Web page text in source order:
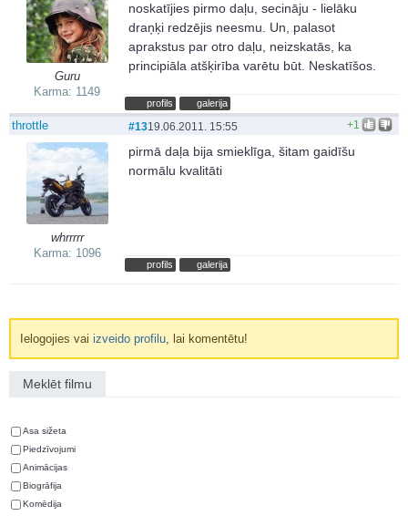
Guru
Karma: 1149
noskatījies pirmo daļu, secināju - lielāku
draņķi redzējis neesmu. Un, palasot
aprakstus par otro daļu, neizskatās, ka
principiāla atšķirība varētu būt. Neskatīšos.
profils galerija
throttle
whrrrrr
Karma: 1096
+1
#1319.06.2011. 15:55
pirmā daļa bija smieklīga, šitam gaidīšu
normālu kvalitāti
profils galerija
Ielogojies vaiizveido profilu , lai komentētu!
Meklēt filmu
Asa sižeta
Piedzīvojumi
Animācijas
Biogrāfija
Komēdija